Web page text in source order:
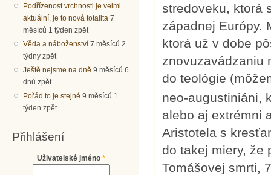
Podřízenost vrchnosti je velmi
aktuální, je to nová totalita 7
měsíců 1 týden zpět
Věda a náboženství 7 měsíců 2
týdny zpět
Ještě nejsme na dně 9 měsíců 6
dnů zpět
Pořád to je stejné 9 měsíců 1
týden zpět
Přihlášení
Uživatelské jméno *
stredoveku, ktorá
západnej Európy.
ktorá už v dobe
znovuzavádzaniu
do teológie
neo-augustiniáni,
alebo aj extrémni
Aristotela s
do takej miery, že
Tomášovej smrti,